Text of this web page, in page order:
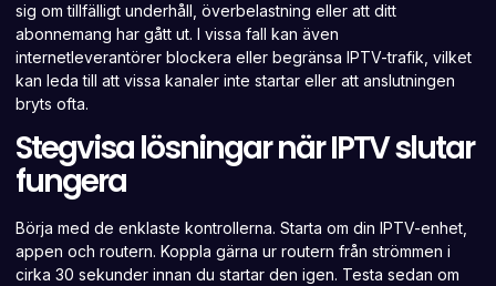
sig om tillfälligt underhåll, överbelastning eller att ditt
abonnemang har gått ut. I vissa fall kan även
internetleverantörer blockera eller begränsa IPTV-trafik, vilket
kan leda till att vissa kanaler inte startar eller att anslutningen
bryts ofta.
Stegvisa lösningar när IPTV slutar
fungera
Börja med de enklaste kontrollerna. Starta om din IPTV-enhet,
appen och routern. Koppla gärna ur routern från strömmen i
cirka 30 sekunder innan du startar den igen. Testa sedan om